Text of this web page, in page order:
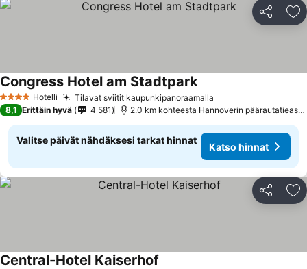
Jaa
4 Tähtiluokitus
Hotelli Tilavat sviitit kaupunkipanoraamalla
Congress Hotel am Stadtpark
8,1 Erittäin hyvä 4 581 2.0 km kohteesta Hannoverin päärautatieasema
Valitse päivät nähdäksesi tarkat hinnat
Katso hinnat
Jaa
Central-Hotel Kaiserhof